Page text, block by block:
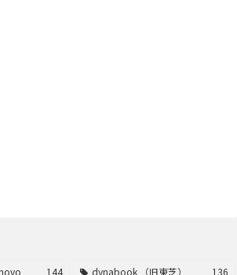
144 dynabook （旧東芝） 136